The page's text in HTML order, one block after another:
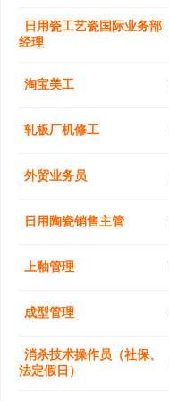
日用瓷工艺瓷国际业务部
经理
淘宝美工
轧板厂机修工
外贸业务员
日用陶瓷销售主管
上釉管理
成型管理
消杀技术操作员（社保、
法定假日）